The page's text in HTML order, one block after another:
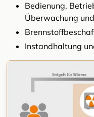
Bedienung,
Überwachung
Instandhaltung